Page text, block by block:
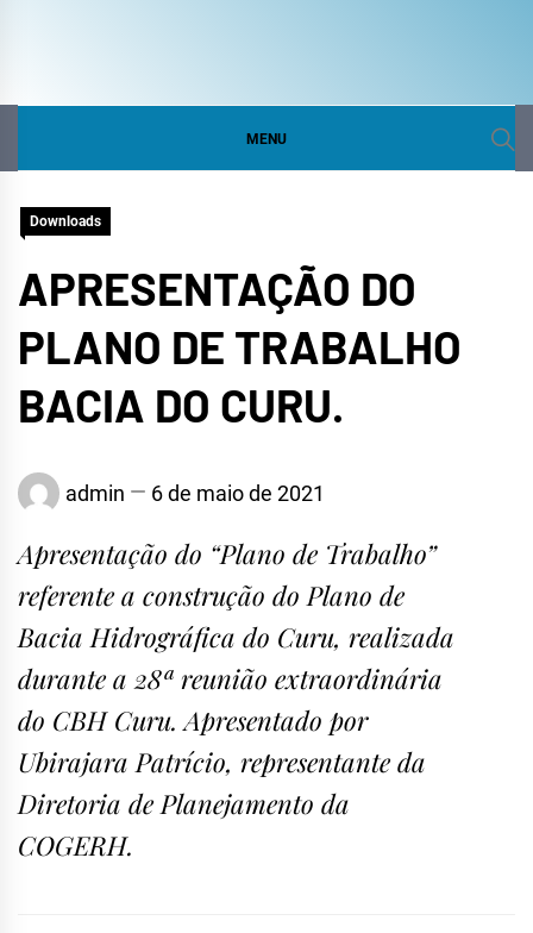
HIDROGRÁFICA DO
MENU
Downloads
APRESENTAÇÃO DO
PLANO DE TRABALHO
BACIA DO CURU.
admin 6 de maio de 2021
Apresentação do “Plano de Trabalho”
referente a construção do Plano de
Bacia Hidrográfica do Curu, realizada
durante a 28ª reunião extraordinária
do CBH Curu. Apresentado por
Ubirajara Patrício, representante da
Diretoria de Planejamento da
COGERH.